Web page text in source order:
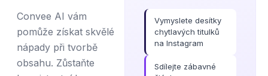
Convee AI vám
pomůže získat skvělé
nápady při tvorbě
obsahu. Zůstaňte
Vymyslete desítky
chytlavých titulků
na Instagram
Sdílejte zábavné